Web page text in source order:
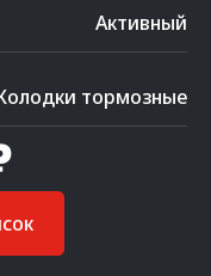
Активный
тормозные